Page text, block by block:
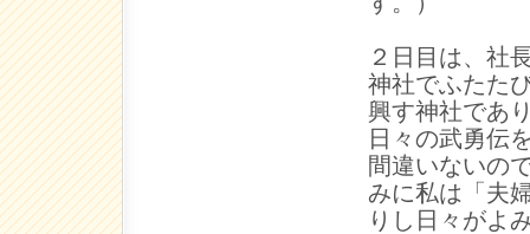
２日目は、社
神社でふたた
興す神社であ
日々の武勇伝
間違いないの
みに私は「夫
りし日々がよ